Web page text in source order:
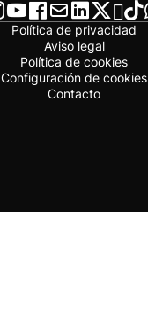
Política de privacidad
Aviso legal
Política de cookies
Configuración de cookies
Contacto